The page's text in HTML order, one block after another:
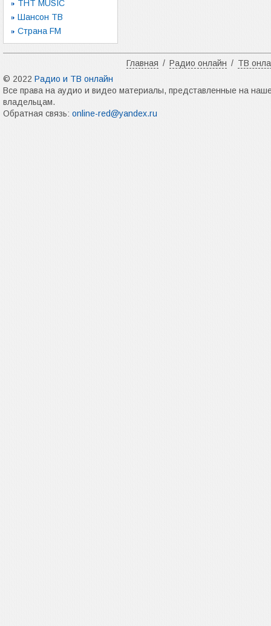
ТНТ MUSIC
Шансон ТВ
Страна FM
Главная / Радио онлайн / ТВ
© 2022 Радио и ТВ онлайн
Все права на аудио и видео материалы, представленные на
владельцам.
Обратная связь: online-red@yandex.ru